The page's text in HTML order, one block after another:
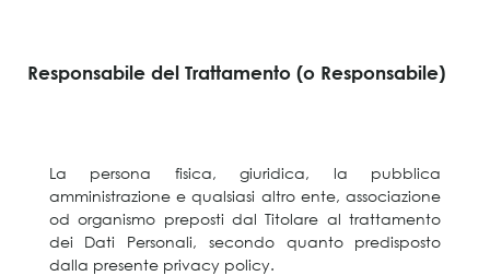
Responsabile del Trattamento (o Responsabile)
La persona fisica, giuridica, la pubblica
amministrazione e qualsiasi altro ente, associazione
od organismo preposti dal Titolare al trattamento
dei Dati Personali, secondo quanto predisposto
dalla presente privacy policy.